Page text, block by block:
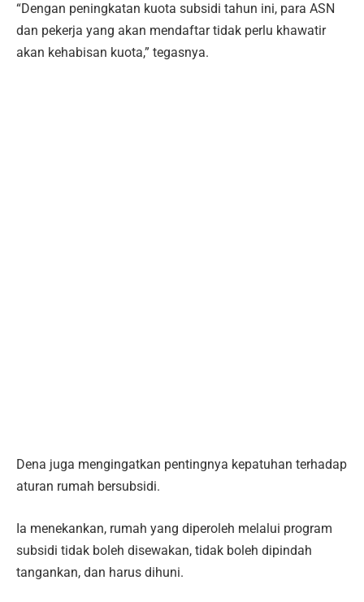
“Dengan peningkatan kuota subsidi tahun ini, para ASN
dan pekerja yang akan mendaftar tidak perlu khawatir
akan kehabisan kuota,” tegasnya.
Dena juga mengingatkan pentingnya kepatuhan terhadap
aturan rumah bersubsidi.
Ia menekankan, rumah yang diperoleh melalui program
subsidi tidak boleh disewakan, tidak boleh dipindah
tangankan, dan harus dihuni.